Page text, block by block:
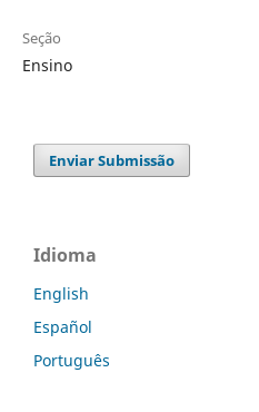
Seção
Ensino
Enviar Submissão
Idioma
English
Español
Português